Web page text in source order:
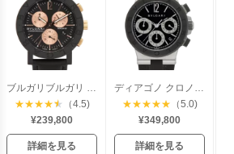
★★★★★
（4.5)
¥239,800
詳細を見る
★★★★★ （5.0)
¥349,800
詳細を見る